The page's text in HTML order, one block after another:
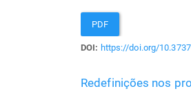
PDF
DOI: https://doi.org/
Redefinições nos